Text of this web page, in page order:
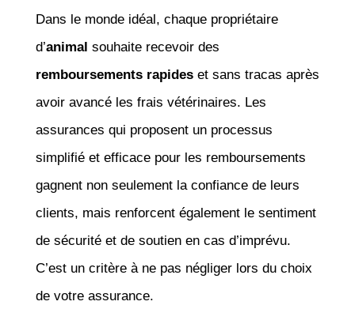
Dans le monde idéal, chaque propriétaire
d’animal souhaite recevoir des
remboursements rapideset sans tracas après
avoir avancé les frais vétérinaires. Les
assurances qui proposent un processus
simplifié et efficace pour les remboursements
gagnent non seulement la confiance de leurs
clients, mais renforcent également le sentiment
de sécurité et de soutien en cas d’imprévu.
C’est un critère à ne pas négliger lors du choix
de votre assurance.